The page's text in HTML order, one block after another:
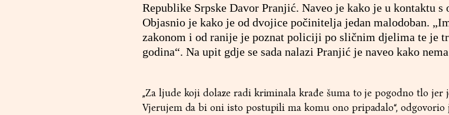
Republike Srpske Davor Pranjić. Naveo je kako je u kontaktu
Objasnio je kako je od dvojice počinitelja jedan malodoban.
zakonom i od ranije je poznat policiji po sličnim djelima te je
godina“. Na upit gdje se sada nalazi Pranjić je naveo kako
„Za ljude koji dolaze radi kriminala krađe šuma to je pogodno tlo jer
Vjerujem da bi oni isto postupili ma komu ono pripadalo“,